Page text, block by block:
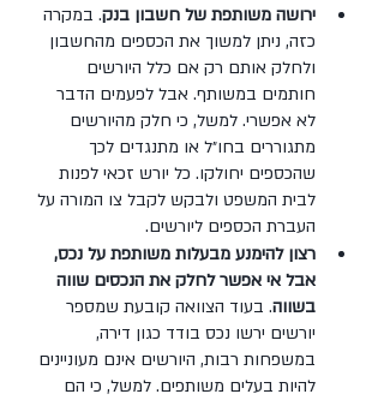
ירושה משותפת של חשבון בנק. במקרה
כזה, ניתן למשוך את הכספים מהחשבון
ולחלק אותם רק אם כלל היורשים
חותמים במשותף. אבל לפעמים הדבר
לא אפשרי. למשל, כי חלק מהיורשים
מתגוררים בחו״ל או מתנגדים לכך
שהכספים יחולקו. כל יורש זכאי לפנות
לבית המשפט ולבקש לקבל צו המורה על
העברת הכספים ליורשים.
רצון להימנע מבעלות משותפת על נכס,
אבל אי אפשר לחלק את הנכסים שווה
בשווה. בעוד הצוואה קובעת שמספר
יורשים ירשו נכס בודד כגון דירה,
במשפחות רבות, היורשים אינם מעוניינים
להיות בעלים משותפים. למשל, כי הם